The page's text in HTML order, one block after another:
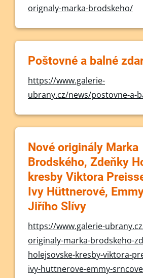
orignaly-marka-brodskeho/
Poštovné a balné
https://www.galerie-
ubrany.cz/news/postovne-a-
Nové originály Marka
Brodského, Zdeňky
kresby Viktora
Ivy Hüttnerové,
Jiřího Slívy
https://www.galerie-
originaly-marka-brodskeho-
holejsovske-kresby-viktora-
ivy-huttnerove-emmy-